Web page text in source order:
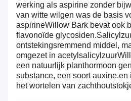
werking als aspirine zonder
van witte wilgen was de basis
aspirineWillow Bark bevat ook
flavonoïde
ontstekingsremmend middel,
omgezet in
een natuurlijk planthormoon
substance, een soort auxine.en
het wortelen van